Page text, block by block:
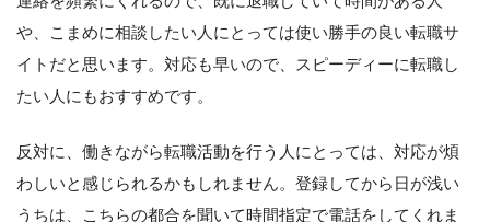
や、こまめに相談したい人にとっては使い勝手の良い転職サ
イトだと思います。対応も早いので、スピーディーに転職し
たい人にもおすすめです。
反対に、働きながら転職活動を行う人にとっては、対応が煩
わしいと感じられるかもしれません。登録してから日が浅い
うちは、こちらの都合を聞いて時間指定で電話をしてくれま